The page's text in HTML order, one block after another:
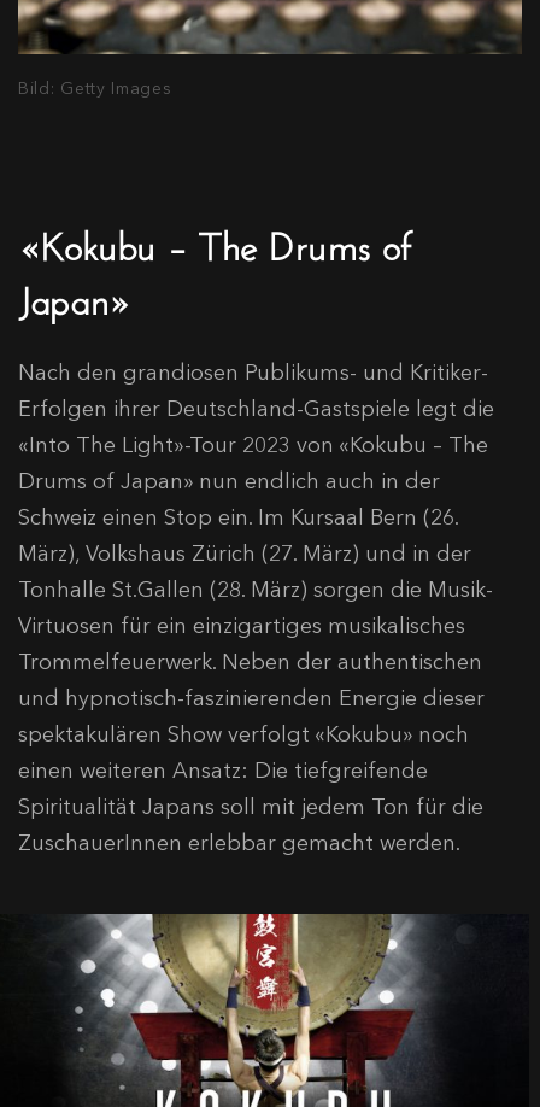
Bild: Getty Images
«Kokubu – The Drums of
Japan»
Nach den grandiosen Publikums- und Kritiker-
Erfolgen ihrer Deutschland-Gastspiele legt die
«Into The Light»-Tour 2023 von «Kokubu – The
Drums of Japan» nun endlich auch in der
Schweiz einen Stop ein. Im Kursaal Bern (26.
März), Volkshaus Zürich (27. März) und in der
Tonhalle St.Gallen (28. März) sorgen die Musik-
Virtuosen für ein einzigartiges musikalisches
Trommelfeuerwerk. Neben der authentischen
und hypnotisch-faszinierenden Energie dieser
spektakulären Show verfolgt «Kokubu» noch
einen weiteren Ansatz: Die tiefgreifende
Spiritualität Japans soll mit jedem Ton für die
ZuschauerInnen erlebbar gemacht werden.